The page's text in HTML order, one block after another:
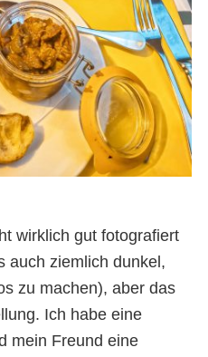
wirklich gut fotografiert
auch ziemlich dunkel,
zu machen), aber das
Ich habe eine
mein Freund eine